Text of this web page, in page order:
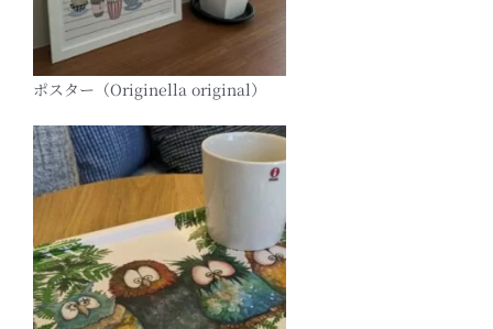
ポスター（Originella original）